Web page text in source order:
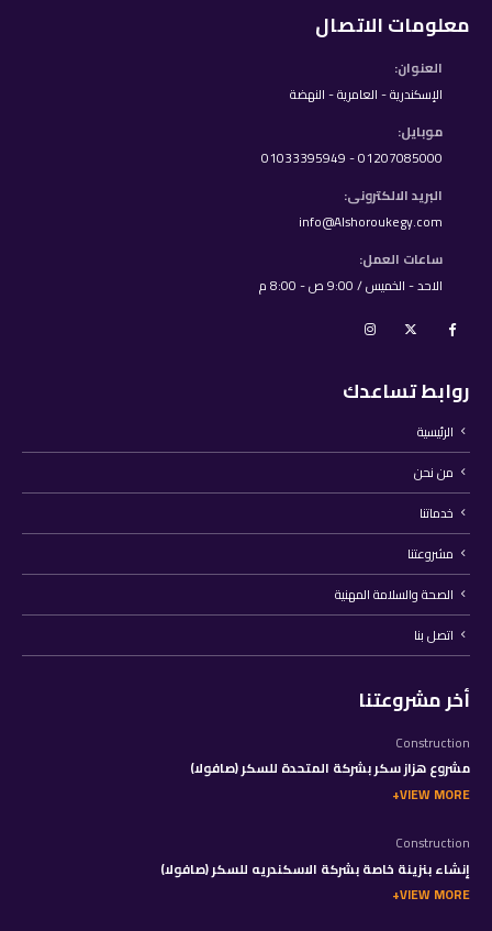
معلومات الاتصال
العنوان:
الإسكندرية - العامرية - النهضة
موبايل:
01207085000 - 01033395949
البريد الالكترونى:
info@Alshoroukegy.com
ساعات العمل:
الاحد - الخميس / 9:00 ص - 8:00 م
روابط تساعدك
الرئيسية
من نحن
خدماتنا
مشروعتنا
الصحة والسلامة المهنية
اتصل بنا
أخر مشروعتنا
Construction
مشروع هزاز سكر بشركة المتحدة للسكر (صافولا)
VIEW MORE
Construction
إنشاء بنزينة خاصة بشركة الاسكندريه للسكر (صافولا)
VIEW MORE